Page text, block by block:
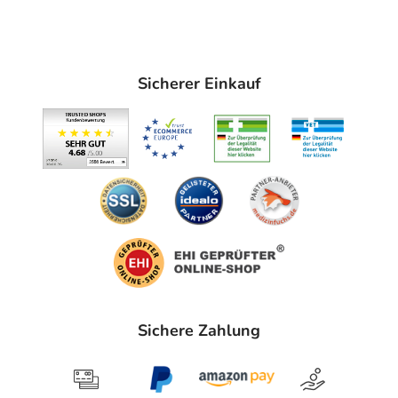
Verbessert das Hautbild der Füße mit jeder
Sorgt für ein Umfeld, in dem Pilze schlechter wachsen
können
Hilft bei der Pflege von rissigen Fersen
Unterstützt dabei, überschüssige Hornhaut an den
Füßen zu entfernen
Beseitigt Mikroben, die für Fußgeruch verantwortlich
Wirkt wie ein sanftes Peeling – ganz ohne Feile
Frei von Duftstoffen und Konservierungsstoffen
Klinisch geprüftes Medizinprodukt für die Fußpflege
Hergestellt in Schweden
Sicherer Einkauf
Sichere Zahlung